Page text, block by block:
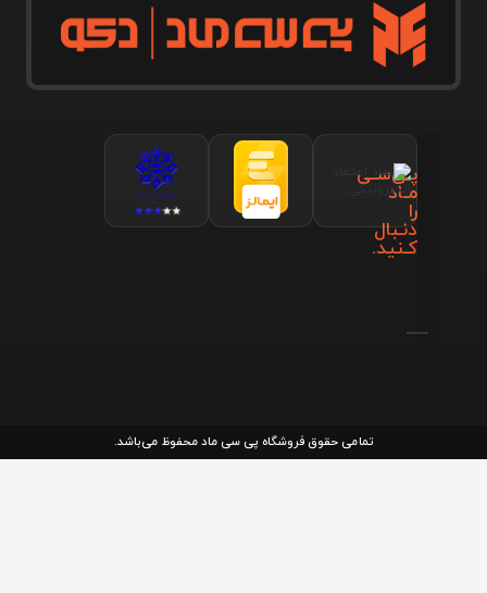
پـی‌سـی
مـاد
را
دنـبال
کـنید.
تمامی حقوق فروشگاه پی سی ماد محفوظ می‌باشد.